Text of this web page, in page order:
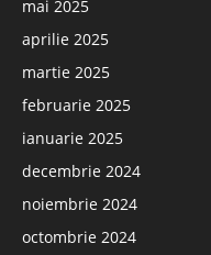
mai 2025
aprilie 2025
martie 2025
februarie 2025
ianuarie 2025
decembrie 2024
noiembrie 2024
octombrie 2024